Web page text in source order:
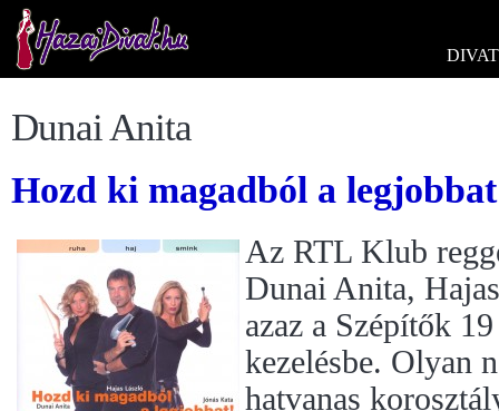
DIVAT
Dunai Anita
Hozd ki magadból a
Az RTL Klub
Dunai Anita,
azaz a Szépítők
kezelésbe. Olyan
hatvanas